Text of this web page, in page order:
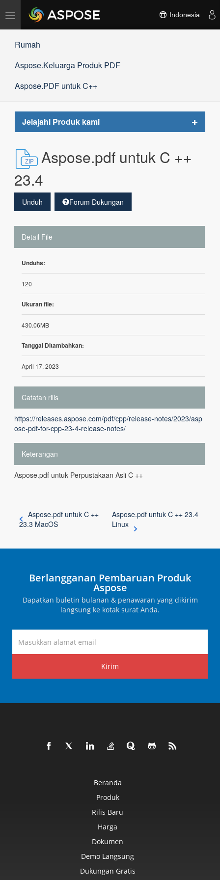
Alihkan
navigasi
Indonesia
Rumah
Aspose.Keluarga Produk PDF
Aspose.PDF untuk C++
Jelajahi Produk kami
Toggle
Aspose.pdf untuk C ++
23.4
Unduh Forum Dukungan
Detail File
Unduhs:
120
Ukuran file:
430.06MB
Tanggal Ditambahkan:
April 17, 2023
Catatan rilis
https://releases.aspose.com/pdf/cpp/release-notes/2023/asp
ose-pdf-for-cpp-23-4-release-notes/
Keterangan
Aspose.pdf untuk Perpustakaan Asli C ++
Aspose.pdf untuk C ++
23.3 MacOS
Aspose.pdf untuk C ++ 23.4
Linux
Berlangganan Pembaruan Produk
Aspose
Dapatkan buletin bulanan & penawaran yang dikirim
langsung ke kotak surat Anda.
Kirim
Beranda
Produk
Rilis Baru
Harga
Dokumen
Demo Langsung
Dukungan Gratis